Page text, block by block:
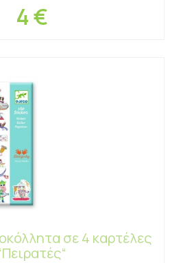
4 €
σε 4 καρτέλες